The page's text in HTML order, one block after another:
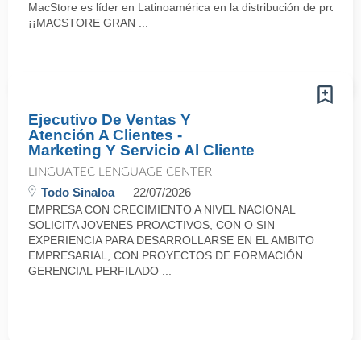
MacStore es líder en Latinoamérica en la distribución de
¡¡MACSTORE GRAN ...
Ejecutivo De Ventas Y
Atención A Clientes -
Marketing Y Servicio Al Cliente
LINGUATEC LENGUAGE CENTER
Todo Sinaloa 22/07/2026
EMPRESA CON CRECIMIENTO A NIVEL NACIONAL
SOLICITA JOVENES PROACTIVOS, CON O SIN
EXPERIENCIA PARA DESARROLLARSE EN EL AMBITO
EMPRESARIAL, CON PROYECTOS DE FORMACIÓN
GERENCIAL PERFILADO ...